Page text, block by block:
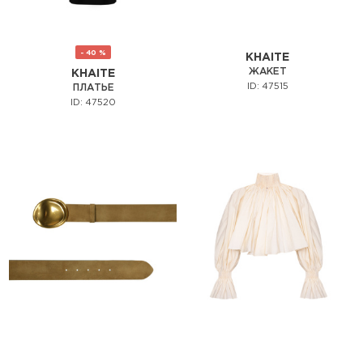
- 40 %
KHAITE
ПЛАТЬЕ
ID: 47520
KHAITE
ЖАКЕТ
ID: 47515